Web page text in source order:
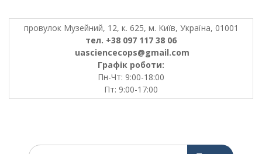
провулок Музейний, 12, к. 625, м. Київ, Україна, 01001
тел. +38 097 117 38 06
uasciencecops@gmail.com
Графік роботи:
Пн-Чт: 9:00-18:00
Пт: 9:00-17:00
Шукати: